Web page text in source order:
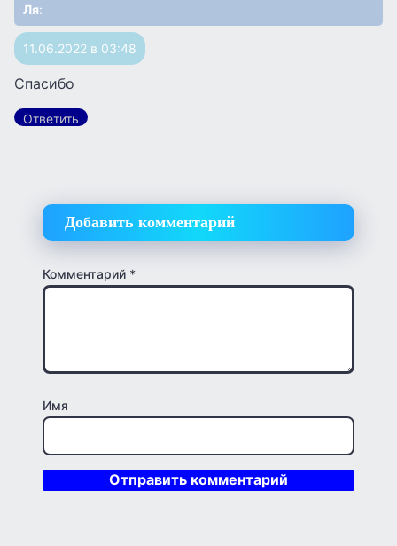
Ля:
11.06.2022 в 03:48
Спасибо
Ответить
Добавить комментарий
Комментарий *
Имя